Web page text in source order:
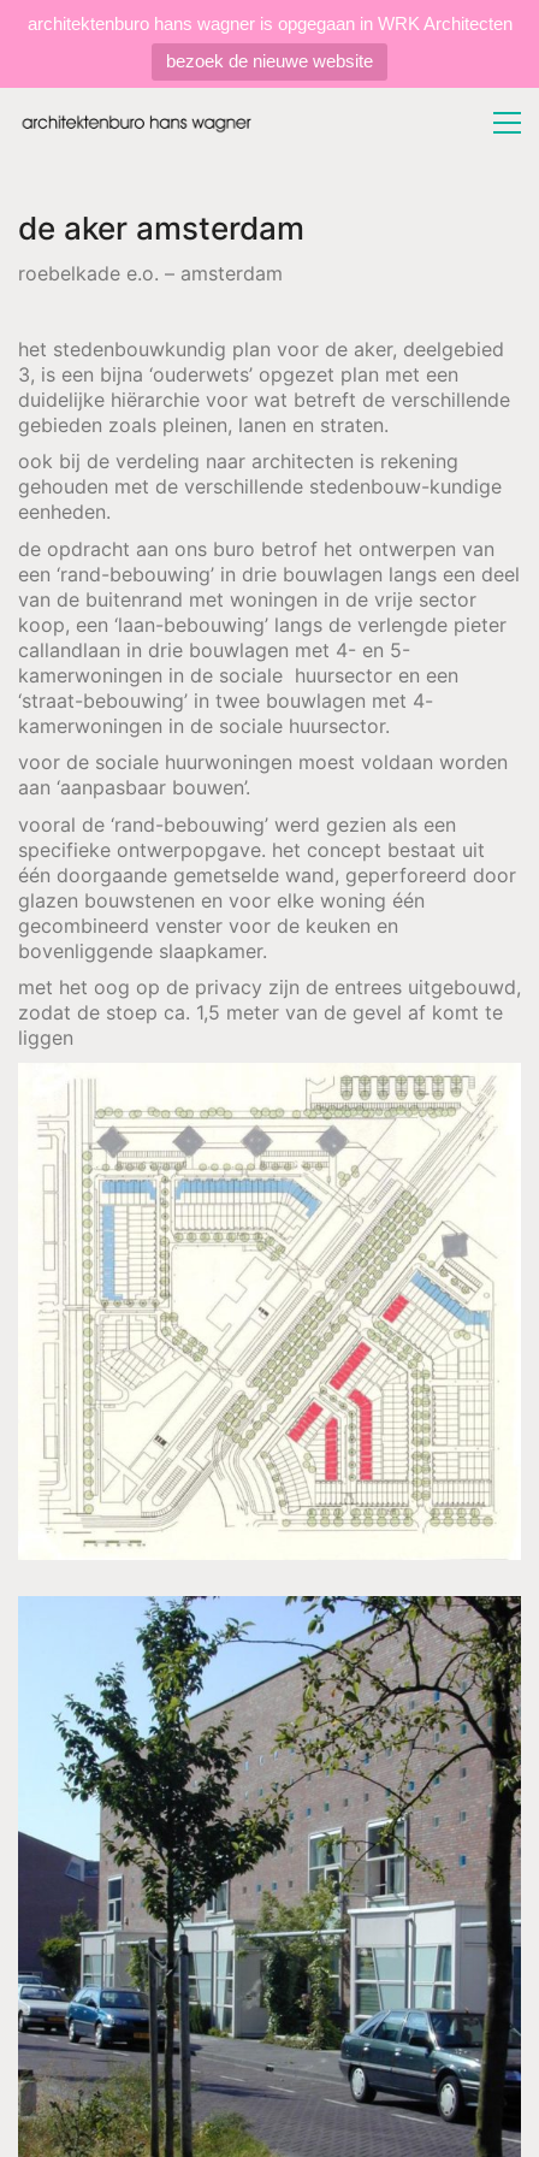
architektenburo hans wagner is opgegaan in WRK Architecten
bezoek de nieuwe website
de aker amsterdam
roebelkade e.o. – amsterdam
het stedenbouwkundig plan voor de aker, deelgebied
3, is een bijna ‘ouderwets’ opgezet plan met een
duidelijke hiërarchie voor wat betreft de verschillende
gebieden zoals pleinen, lanen en straten.
ook bij de verdeling naar architecten is rekening
gehouden met de verschillende stedenbouw-kundige
eenheden.
de opdracht aan ons buro betrof het ontwerpen van
een ‘rand-bebouwing’ in drie bouwlagen langs een deel
van de buitenrand met woningen in de vrije sector
koop, een ‘laan-bebouwing’ langs de verlengde pieter
callandlaan in drie bouwlagen met 4- en 5-
kamerwoningen in de sociale huursector en een
‘straat-bebouwing’ in twee bouwlagen met 4-
kamerwoningen in de sociale huursector.
voor de sociale huurwoningen moest voldaan worden
aan ‘aanpasbaar bouwen’.
vooral de ‘rand-bebouwing’ werd gezien als een
specifieke ontwerpopgave. het concept bestaat uit
één doorgaande gemetselde wand, geperforeerd door
glazen bouwstenen en voor elke woning één
gecombineerd venster voor de keuken en
bovenliggende slaapkamer.
met het oog op de privacy zijn de entrees uitgebouwd,
zodat de stoep ca. 1,5 meter van de gevel af komt te
liggen